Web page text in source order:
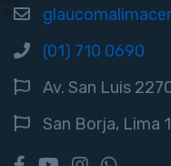
(01) 710 0690
Av. San Luis
San Borja, Lima